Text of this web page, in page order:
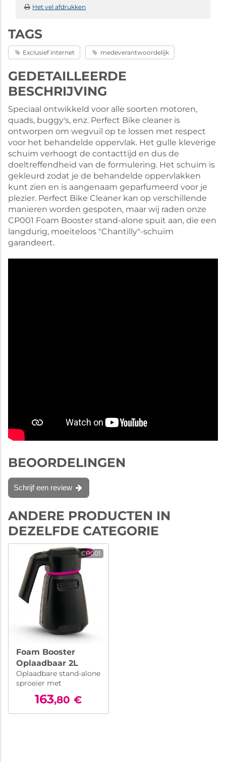
Het vel afdrukken
TAGS
Exclusief internet medeverantwoordelijk
GEDETAILLEERDE
BESCHRIJVING
Speciaal ontwikkeld voor alle soorten motoren,
quads, buggy's, enz. Perfect Bike cleaner is
ontworpen om wegvuil op te lossen met respect
voor het behandelde oppervlak. Het gulle kleverige
schuim verhoogt de contacttijd en dus de
doeltreffendheid van de formulering. Het schuim is
gekleurd zodat je de behandelde oppervlakken
kunt zien en is aangenaam geparfumeerd voor je
plezier. Perfect Bike Cleaner kan op verschillende
manieren worden gespoten, maar wij raden onze
CP001 Foam Booster stand-alone spuit aan, die een
langdurig, moeiteloos "Chantilly"-schuim
garandeert.
BEOORDELINGEN
Schrijf een review
ANDERE PRODUCTEN IN
DEZELFDE CATEGORIE
CP001
Foam Booster
Oplaadbaar 2L
Oplaadbare stand-alone
sproeier met
lithiumbatterij
163,80 €